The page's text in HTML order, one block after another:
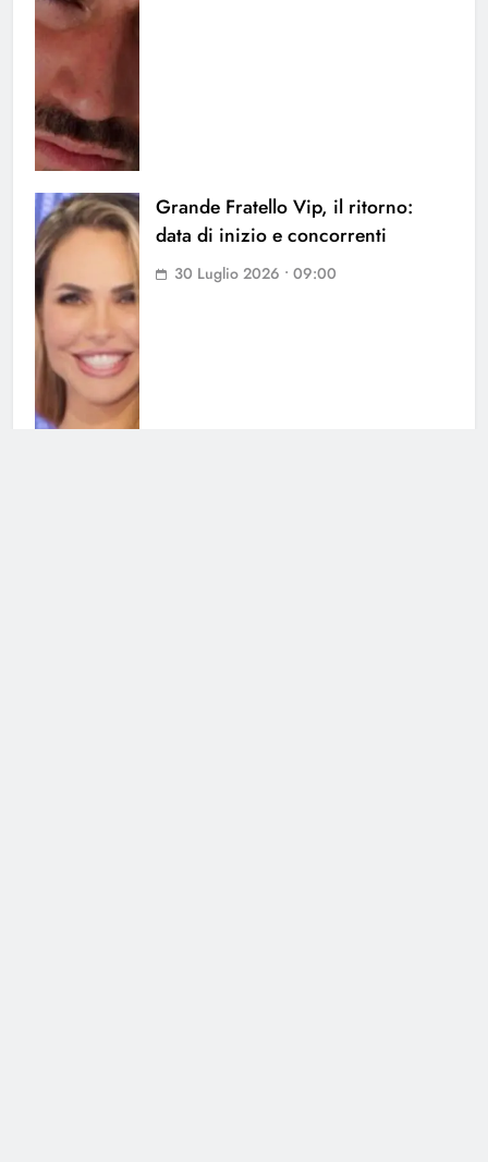
Grande Fratello Vip, il ritorno:
data di inizio e concorrenti
30 Luglio 2026 • 09:00